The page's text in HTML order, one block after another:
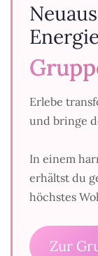
Erlebe
und bringe
In einem
erhältst du
höchstes
Zur